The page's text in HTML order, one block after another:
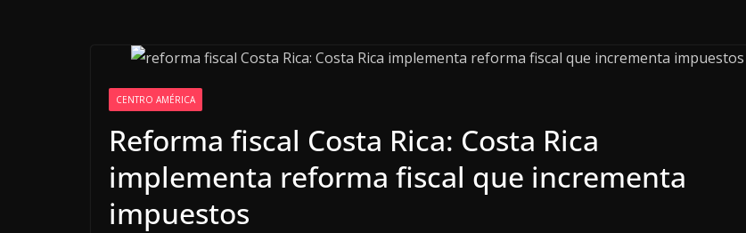
CENTRO AMÉRICA
Reforma fiscal Costa Rica: Costa Rica
implementa reforma fiscal que incrementa
impuestos